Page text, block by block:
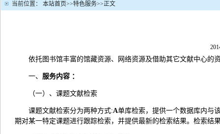
当前位置： 本站首页>>特色服务>>正文
依托图书馆丰富的馆藏资源、网络资源及借助其它文献中心的
一、 服务内容 ：
（一）、课题文献检索
课题文献检索分为两种方式:A单库检索，提供一个数据库内与
期对某一特定课题进行跟踪检索，并提供最新的检索结果。检索结